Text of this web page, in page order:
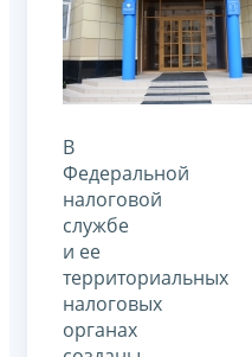
В
Федеральной
налоговой
службе
и ее
территориальных
налоговых
органах